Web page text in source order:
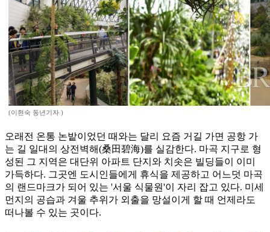
(이현숙 동년기자 )
오래전 온통 논밭이었던 때와는 달리 요즘 거길 가면 공항 가
는 길 일대의 상전벽해(桑田碧海)를 실감한다. 마곡 지구로 형
성된 그 지역은 대단위 아파트 단지와 치솟은 빌딩들이 이미
가득하다. 그곳엔 도시인들에게 휴식을 제공하고 어느덧 마곡
의 랜드마크가 되어 있는 '서울 식물원'이 자리 잡고 있다. 미세
먼지의 공습과 겨울 추위가 외출을 망설이게 할 때 언제라도
떠나볼 수 있는 곳이다.